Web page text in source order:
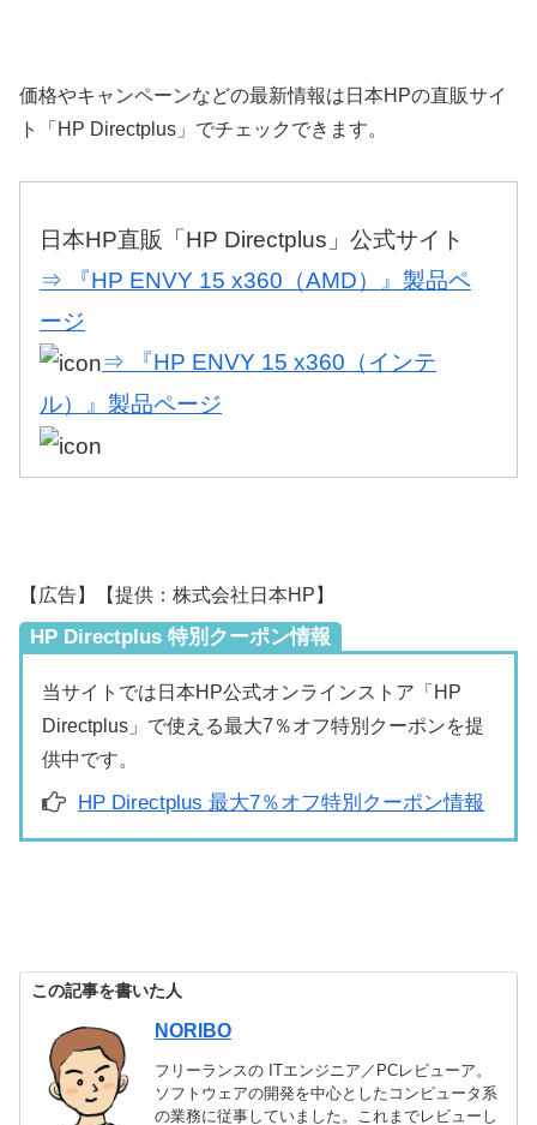
価格やキャンペーンなどの最新情報は日本HPの直販サイ
ト「HP Directplus」でチェックできます。
日本HP直販「HP Directplus」公式サイト
⇒ 『HP ENVY 15 x360（AMD）』製品ペ
ージ
⇒ 『HP ENVY 15 x360（インテ
ル）』製品ページ
【広告】【提供：株式会社日本HP】
HP Directplus 特別クーポン情報
当サイトでは日本HP公式オンラインストア「HP
Directplus」で使える最大7％オフ特別クーポンを提
供中です。
HP Directplus 最大7％オフ特別クーポン情報
この記事を書いた人
NORIBO
フリーランスの ITエンジニア／PCレビューア。
ソフトウェアの開発を中心としたコンピュータ系
の業務に従事していました。これまでレビューし